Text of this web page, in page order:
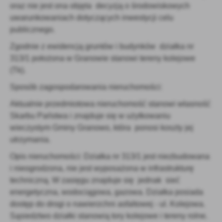
oraz nie jest ona objęta decyzją o środowiskowych
uwarunkowaniach dotyczących inwestycji celu
publicznego.
Zgodnie z ewidencją gruntów i budynków działka nr
313/1 położona w Granowie stanowi tereny kolejowe
Sposób zagospodarowania nieruchomości:
Aktualnie przedmiotowa nieruchomość stanowi własność
Skarbu Państwa i znajduje się w użytkowaniu
wieczystym Gminy Granowo, która ponosi koszty jej
utrzymania.
Opis nieruchomości: Działka nr 313/1 jest niezbudowana
i nieogrodzona, nie jest wyposażona w infrastrukturę
techniczną. W zasięgu znajduje się jednak sieć
energetyczna, wodociągowa, gazowa. Działka posiada
dostęp do drogi o nawierzchni asfaltowej - ul. Kolejowa.
Sąsiedztwo działki stanowią tory kolejowe i tereny rolne.